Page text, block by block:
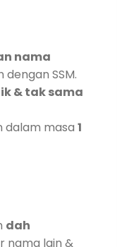
nama
SSM.
& tak sama
dalam masa 1
dah
nama lain &